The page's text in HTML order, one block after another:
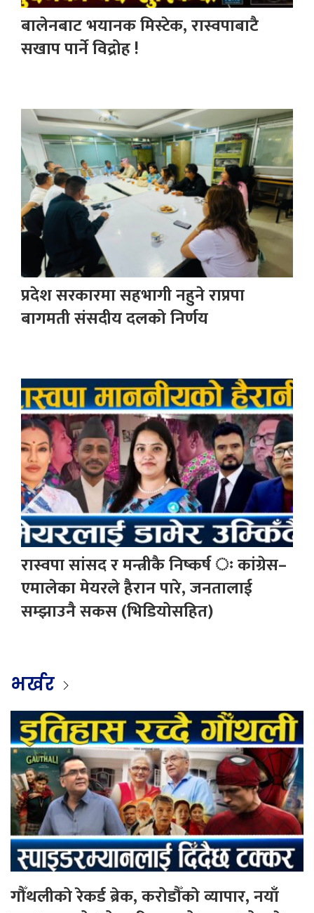
बालेनबाट भयानक मिस्टेक, रास्वपाबाटै
सखाप पार्ने विद्रोह !
प्रदेश सरकारमा सहभागी नहुने राप्रपा
बागमती संसदीय दलको निर्णय
रास्वपा सांसद र मन्त्रीकै निष्कर्ष ः कांग्रेस–
एमालेका मेयरले हैरान पारे, जनतालाई
सम्झाउनै सकस (भिडियोसहित)
भर्खर
गौँथलीको रेकर्ड ब्रेक, करोडौँको व्यापार, नयाँ